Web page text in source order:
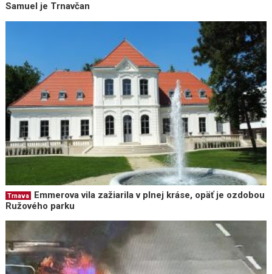
Samuel je Trnavčan
Trnava
Emmerova vila zažiarila v plnej kráse, opäť je ozdobou
Ružového parku